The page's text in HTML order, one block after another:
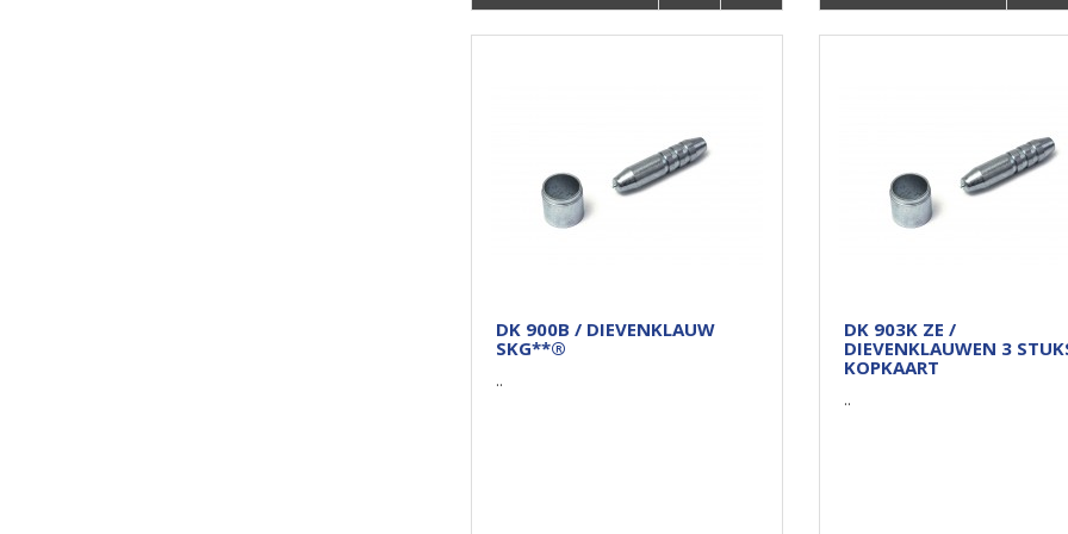
DK 900B / DIEVENKLAUW
SKG**®
..
DK 903K ZE /
DIEVENKLAUWEN 3
KOPKAART
..